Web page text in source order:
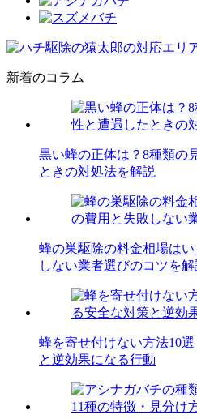
新着のコラム
黒い蜂の正体は？8種類の
ときの対処法を解説
蜂の巣駆除の料金相場は
しない業者選びのコツを解
蜂を寄せ付けない方法10
と逆効果になる行動